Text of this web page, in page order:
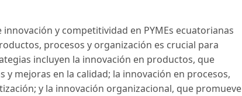
y competitividad en PYMEs ecuatorianas
procesos y organización es crucial para
incluyen la innovación en productos, que
mejoras en la calidad; la innovación en procesos,
y la innovación organizacional, que promueve